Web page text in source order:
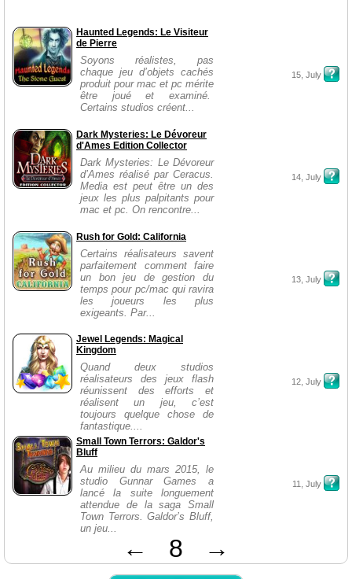
Haunted Legends: Le Visiteur
de Pierre
Soyons réalistes, pas
chaque jeu d’objets cachés
produit pour mac et pc mérite
être joué et examiné.
Certains studios créent...
15, July
Dark Mysteries: Le Dévoreur
d'Ames Edition Collector
Dark Mysteries: Le Dévoreur
d’Ames réalisé par Ceracus.
Media est peut être un des
jeux les plus palpitants pour
mac et pc. On rencontre...
14, July
Rush for Gold: California
Certains réalisateurs savent
parfaitement comment faire
un bon jeu de gestion du
temps pour pc/mac qui ravira
les joueurs les plus
exigeants. Par...
13, July
Jewel Legends: Magical
Kingdom
Quand deux studios
réalisateurs des jeux flash
réunissent des efforts et
réalisent un jeu, c’est
toujours quelque chose de
fantastique....
12, July
Small Town Terrors: Galdor's
Bluff
Au milieu du mars 2015, le
studio Gunnar Games a
lancé la suite longuement
attendue de la saga Small
Town Terrors. Galdor’s Bluff,
un jeu...
11, July
← 8 →